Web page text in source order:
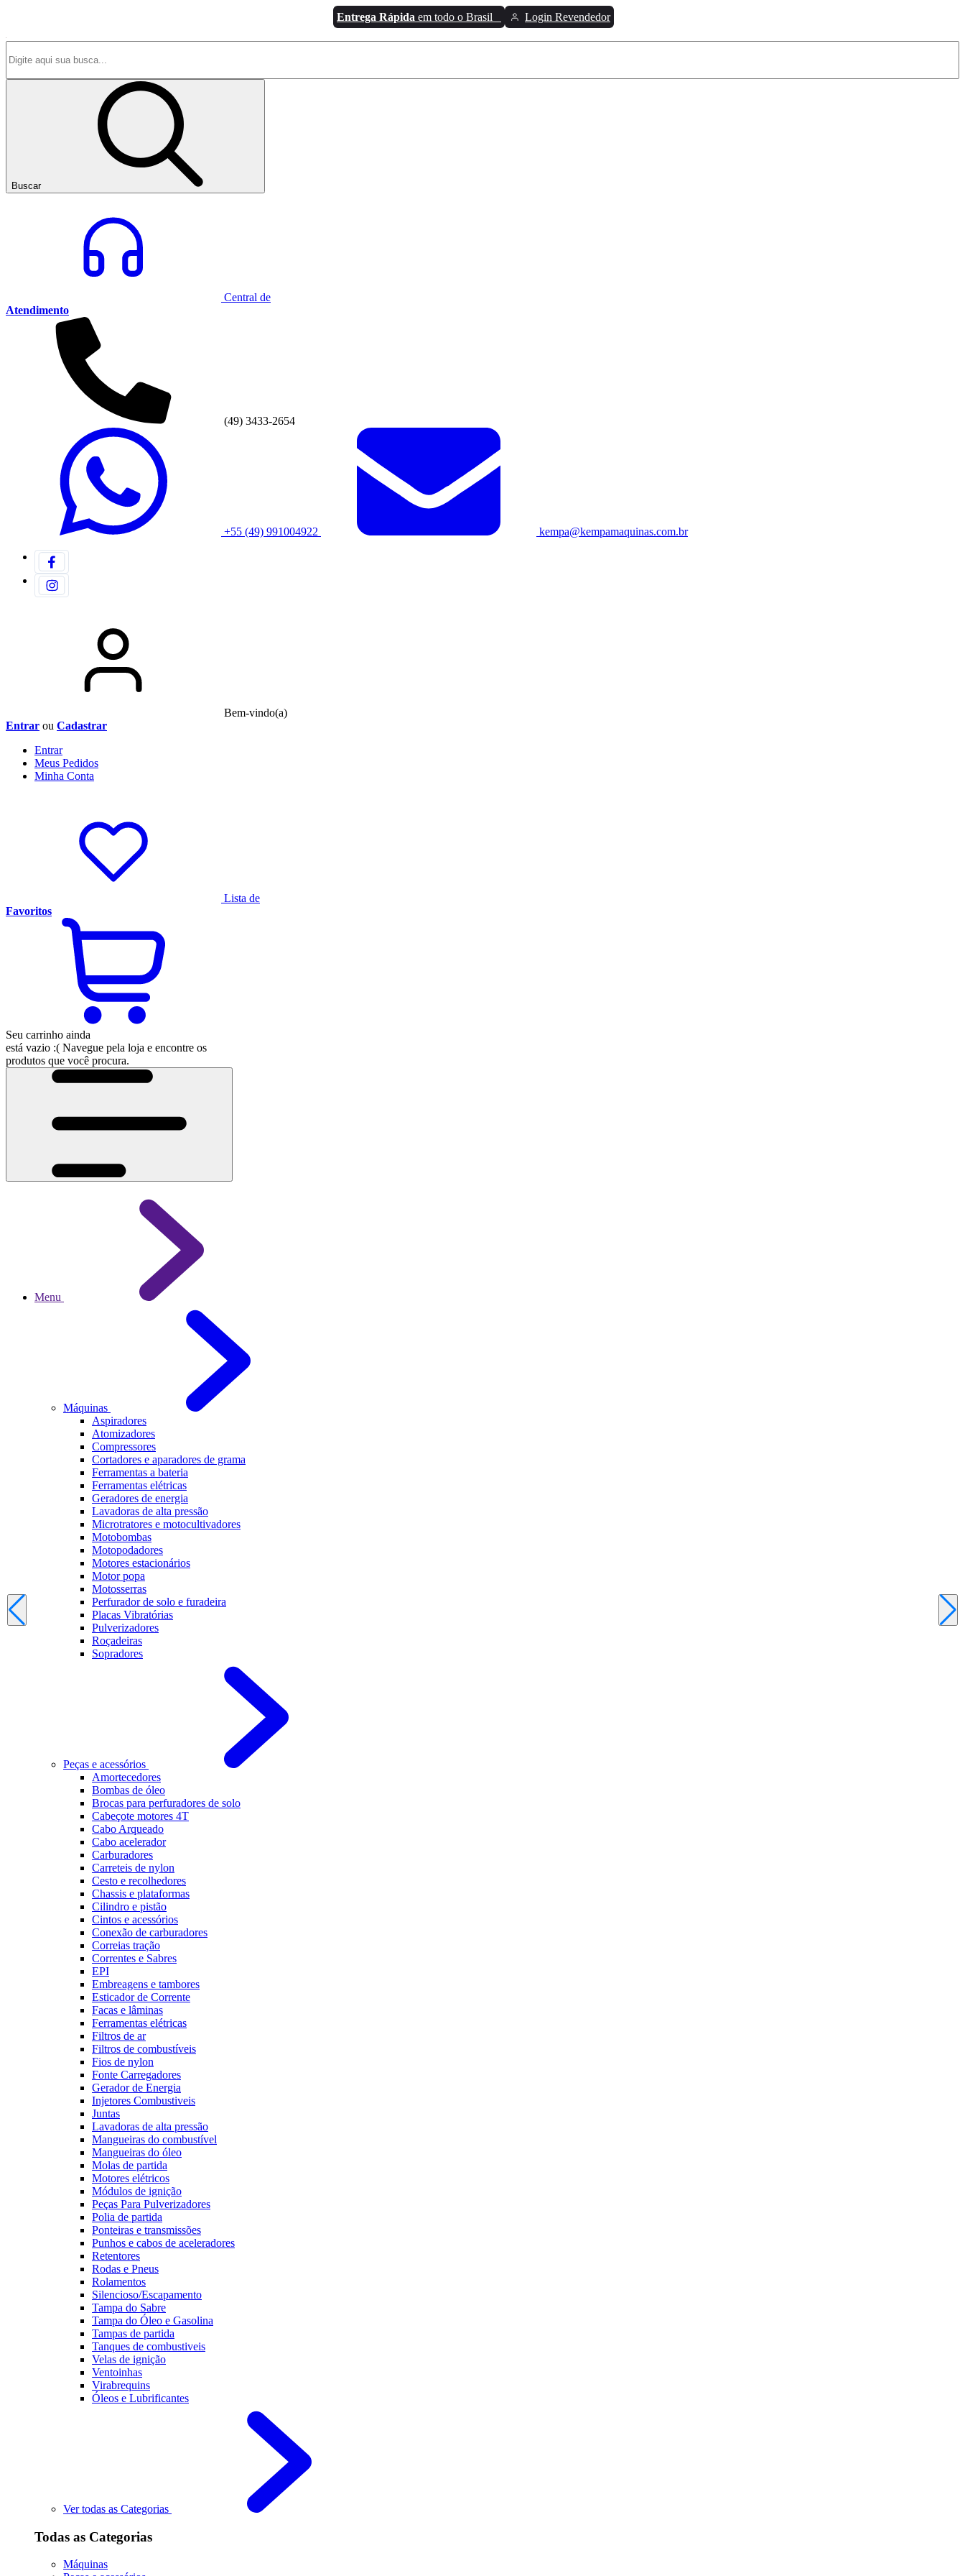
Entrega Rápida em todo o Brasil Login Revendedor
Buscar
Central de
Atendimento
(49) 3433-2654
+55 (49) 991004922 kempa@kempamaquinas.com.br
Bem-vindo(a)
Entrar ou Cadastrar
Entrar
Meus Pedidos
Minha Conta
Lista de
Favoritos
Seu carrinho ainda
está vazio :( Navegue pela loja e encontre os
produtos que você procura.
Menu
Máquinas
Aspiradores
Atomizadores
Compressores
Cortadores e aparadores de grama
Ferramentas a bateria
Ferramentas elétricas
Geradores de energia
Lavadoras de alta pressão
Microtratores e motocultivadores
Motobombas
Motopodadores
Motores estacionários
Motor popa
Motosserras
Perfurador de solo e furadeira
Placas Vibratórias
Pulverizadores
Roçadeiras
Sopradores
Peças e acessórios
Amortecedores
Bombas de óleo
Brocas para perfuradores de solo
Cabeçote motores 4T
Cabo Arqueado
Cabo acelerador
Carburadores
Carreteis de nylon
Cesto e recolhedores
Chassis e plataformas
Cilindro e pistão
Cintos e acessórios
Conexão de carburadores
Correias tração
Correntes e Sabres
EPI
Embreagens e tambores
Esticador de Corrente
Facas e lâminas
Ferramentas elétricas
Filtros de ar
Filtros de combustíveis
Fios de nylon
Fonte Carregadores
Gerador de Energia
Injetores Combustiveis
Juntas
Lavadoras de alta pressão
Mangueiras do combustível
Mangueiras do óleo
Molas de partida
Motores elétricos
Módulos de ignição
Peças Para Pulverizadores
Polia de partida
Ponteiras e transmissões
Punhos e cabos de aceleradores
Retentores
Rodas e Pneus
Rolamentos
Silencioso/Escapamento
Tampa do Sabre
Tampa do Óleo e Gasolina
Tampas de partida
Tanques de combustiveis
Velas de ignição
Ventoinhas
Virabrequins
Óleos e Lubrificantes
Ver todas as Categorias
Todas as Categorias
Máquinas